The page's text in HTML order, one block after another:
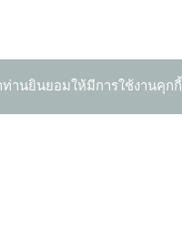
ท่านยินยอมให้มีการใช้งานคุกกี้